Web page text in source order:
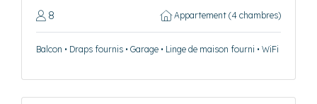
8 Appartement (4 chambres)
Balcon • Draps fournis • Garage • Linge de maison fourni • WiFi